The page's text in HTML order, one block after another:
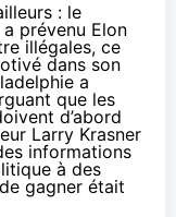
: le
a prévenu Elon
illégales, ce
dans son
a
que les
d’abord
Larry Krasner
informations
à des
gagner était